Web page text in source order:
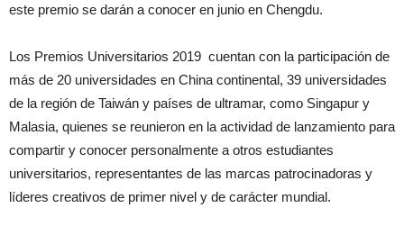
este premio se darán a conocer en junio en Chengdu.
Los Premios Universitarios 2019 cuentan con la participación de
más de 20 universidades en China continental, 39 universidades
de la región de Taiwán y países de ultramar, como Singapur y
Malasia, quienes se reunieron en la actividad de lanzamiento para
compartir y conocer personalmente a otros estudiantes
universitarios, representantes de las marcas patrocinadoras y
líderes creativos de primer nivel y de carácter mundial.